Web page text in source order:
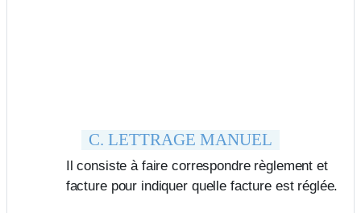
C. LETTRAGE MANUEL
Il consiste à faire correspondre règlement et
facture pour indiquer quelle facture est réglée.